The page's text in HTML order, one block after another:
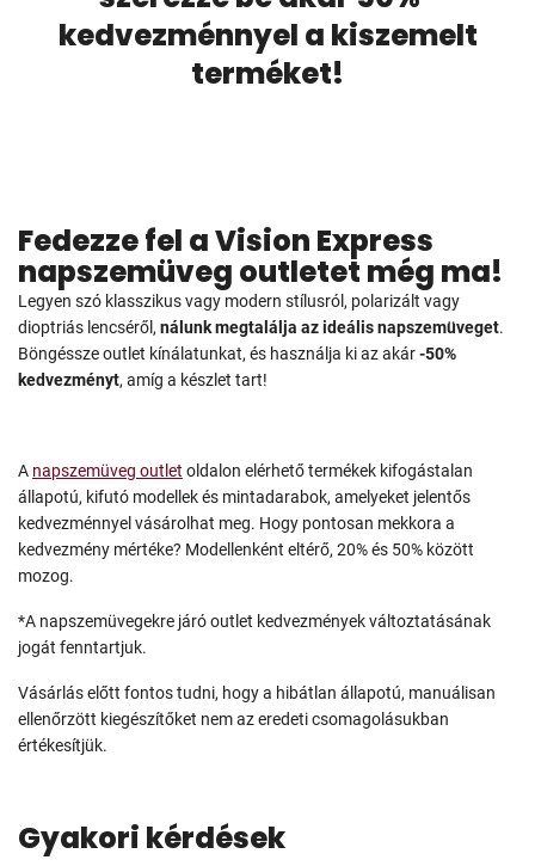
kedvezménnyel a kiszemelt
terméket!
Fedezze fel a Vision Express
napszemüveg outletet még ma!
Legyen szó klasszikus vagy modern stílusról, polarizált vagy
dioptriás lencséről, nálunk megtalálja az ideális napszemüveget.
Böngéssze outlet kínálatunkat, és használja ki az akár-50%
kedvezményt, amíg a készlet tart!
A napszemüveg outlet oldalon elérhető termékek kifogástalan
állapotú, kifutó modellek és mintadarabok, amelyeket jelentős
kedvezménnyel vásárolhat meg. Hogy pontosan mekkora a
kedvezmény mértéke? Modellenként eltérő, 20% és 50% között
mozog.
*A napszemüvegekre járó outlet kedvezmények változtatásának
jogát fenntartjuk.
Vásárlás előtt fontos tudni, hogy a hibátlan állapotú, manuálisan
ellenőrzött kiegészítőket nem az eredeti csomagolásukban
értékesítjük.
Gyakori kérdések